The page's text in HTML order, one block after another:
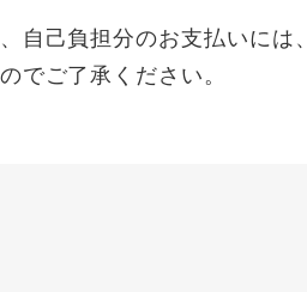
自己負担分のお支払いには、
でご了承ください。